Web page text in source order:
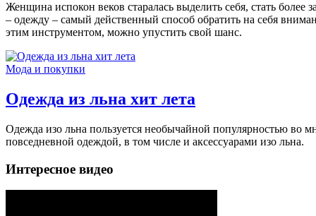
Женщина испокон веков старалась выделить себя, стать
– одежду – самый действенный способ обратить на себя
этим инструментом, можно упустить свой шанс.
Мода и покупки
Одежда из льна хит лета
Одежда изо льна пользуется необычайной популярностью во
повседневной одеждой, в том числе и аксессуарами изо льна.
Интересное видео